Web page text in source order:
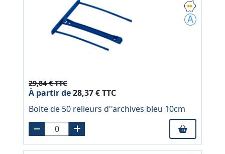
29,84 € TTC
À partir de28,37 € TTC
Boite de 50 relieurs d''archives bleu 10cm